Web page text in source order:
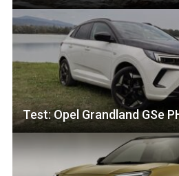
Test: Opel Grandland GSe